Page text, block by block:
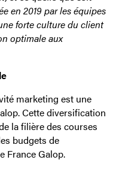
en 2019 par les équipes
forte culture du client
optimale aux
marketing est une
Cette diversification
la filière des courses
budgets de
France Galop.